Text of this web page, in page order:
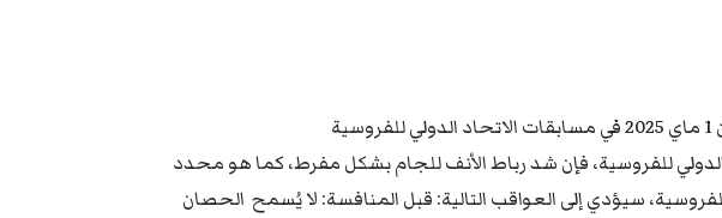
للاتحاد الدولي للفروسية، فإن شد رباط الأنف للجام بشكل مفرط، كما هو محدد
سيؤدي إلى العواقب التالية: قبل المنافسة: لا يُسمح الحصان